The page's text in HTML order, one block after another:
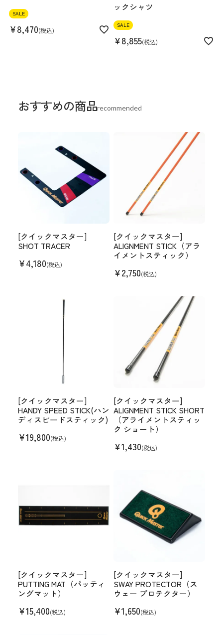
SALE
¥8,470 税込
ックシャツ
SALE
¥8,855 税込
おすすめの商品recommended
[クイックマスター]
SHOT TRACER
¥4,180(税込)
[クイックマスター]
ALIGNMENT STICK（アラ
イメントスティック）
¥2,750(税込)
[クイックマスター]
HANDY SPEED STICK(ハン
ディスピードスティック)
¥19,800(税込)
[クイックマスター]
ALIGNMENT STICK SHORT
（アライメントスティッ
ク ショート）
¥1,430(税込)
[クイックマスター]
PUTTING MAT（パッティ
ングマット）
¥15,400(税込)
[クイックマスター]
SWAY PROTECTOR（ス
ウェー プロテクター）
¥1,650(税込)